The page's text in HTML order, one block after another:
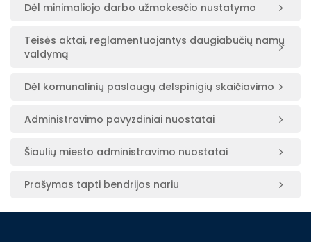
Dėl minimaliojo darbo užmokesčio nustatymo
Teisės aktai, reglamentuojantys daugiabučių namų
valdymą
Dėl komunalinių paslaugų delspinigių skaičiavimo
Administravimo pavyzdiniai nuostatai
Šiaulių miesto administravimo nuostatai
Prašymas tapti bendrijos nariu